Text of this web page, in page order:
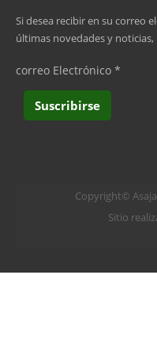
última »
Si desea recibir en su correo
últimas novedades y
correo Electrónico *
Copyright©
Sitio